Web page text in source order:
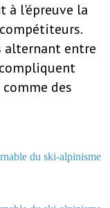
à l'épreuve la
alternant entre
des